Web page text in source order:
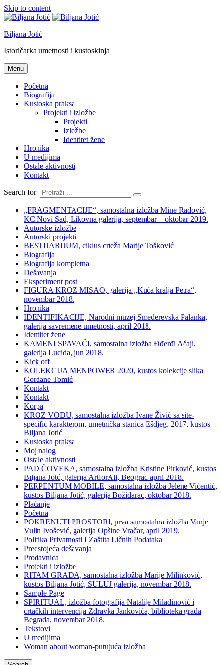
Skip to content
Biljana Jotić
Istoričarka umetnosti i kustoskinja
Menu
Početna
Biografija
Kustoska praksa
Projekti i izložbe
Projekti
Izložbe
Identitet žene
Hronika
U medijima
Ostale aktivnosti
Kontakt
Search for:
„FRAGMENTACIJE“, samostalna izložba Mine Radović,
KC Novi Sad, Likovna galerija, septembar – oktobar 2019.
Autorske izložbe
Autorski projekti
BESTIJARIJUM, ciklus crteža Marije Tošković
Biografija
Biografija kompletna
Dešavanja
Eksperiment post
FIGURA KROZ MISAO, galerija „Kuća kralja Petra“,
novembar 2018.
Hronika
IDENTIFIKACIJE, Narodni muzej Smederevska Palanka,
galerija savremene umetnosti, april 2018.
Identitet žene
KAMENI SPAVAČI, samostalna izložba Đđerđi Ačaji,
galerija Lucida, jun 2018.
Kick off
KOLEKCIJA MENPOWER 2020, kustos kolekcije slika
Gordane Tomić
Kontakt
Kontakt
Korpa
KROZ VODU, samostalna izložba Ivane Živić sa site-
specific karakterom, umetnička stanica Ešdjeg, 2017, kustos
Biljana Jotić
Kustoska praksa
Moj nalog
Ostale aktivnosti
PAD ČOVEKA, samostalna izložba Kristine Pirković, kustos
Biljana Jotć, galerija ArtforAll, Beograd april 2018.
PERPENTUM MOBILE, samostalna izložba Jelene Vićentić,
kustos Biljana Jotić, galerija Božidarac, oktobar 2018.
Plaćanje
Početna
POKRENUTI PROSTORI, prva samostalna izložba Vanje
Vulin Ivošević, galerija Opšine Vračar, april 2019.
Politika Privatnosti I Zaštita Ličnih Podataka
Predstojeća dešavanja
Prodavnica
Projekti i izložbe
RITAM GRADA, samostalna izložba Marije Milinković,
kustos Biljana Jotić, SULUJ galerija, novembar 2018.
Sample Page
SPIRITUAL, izložba fotografija Natalije Miladinović i
crtačkih intervencija Zdravka Jankovića, biblioteka grada
Begrada, novembar 2018.
Tekstovi
U medijima
Woman about woman-putujuća izložba